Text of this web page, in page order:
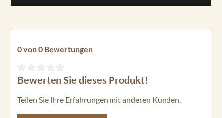
0 von 0 Bewertungen
Durchschnittliche Bewertung von 0 von 5 Sternen
Bewerten Sie dieses Produkt!
Teilen Sie Ihre Erfahrungen mit anderen Kunden.